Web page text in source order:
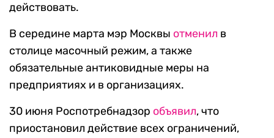
действовать.
В середине марта мэр Москвы отменил в
столице масочный режим, а также
обязательные антиковидные меры на
предприятиях и в организациях.
30 июня Роспотребнадзор объявил, что
приостановил действие всех ограничений,